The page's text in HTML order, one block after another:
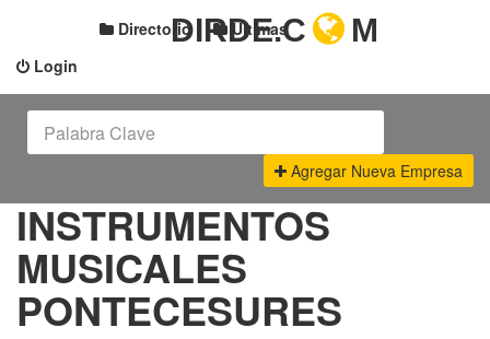
Login
Directorio Últimas
DIRDE.C M
Agregar Nueva Empresa
INSTRUMENTOS
MUSICALES
PONTECESURES